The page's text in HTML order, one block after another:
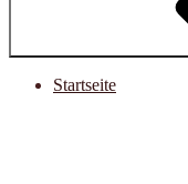
Startseite